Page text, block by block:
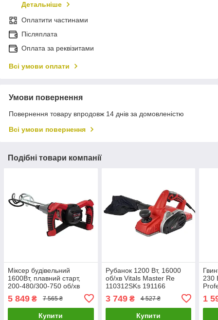
Детальніше
Оплатити частинами
Післяплата
Оплата за реквізитами
Всі умови оплати
Умови повернення
Повернення товару впродовж 14 днів за домовленістю
Всі умови повернення
Подібні товари компанії
Міксер будівельний
1600Вт, плавний старт,
200-480/300-750 об/хв
1612-2BR PROTECTION+
110973
5 849 ₴ 7 565 ₴
Купити
Рубанок 1200 Вт, 16000
об/хв Vitals Master Re
110312SKs 191166
3 749₴ 4 527 ₴
Купити
230
1